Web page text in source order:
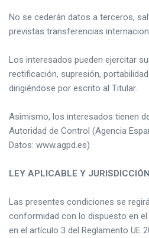
No se cederán datos a terceros,
previstas transferencias
Los interesados pueden ejercitar
rectificación, supresión,
dirigiéndose por escrito al Titular.
Asimismo, los interesados tienen
Autoridad de Control (Agencia
Datos: www.agpd.es)
LEY APLICABLE Y JURISDICCIÓN
Las presentes condiciones se
conformidad con lo dispuesto en
en el artículo 3 del Reglamento UE